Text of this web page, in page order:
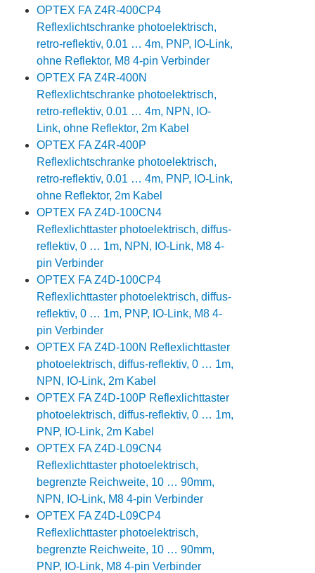
OPTEX FA Z4R-400CP4
Reflexlichtschranke photoelektrisch,
retro-reflektiv, 0.01 … 4m, PNP, IO-Link,
ohne Reflektor, M8 4-pin Verbinder
OPTEX FA Z4R-400N
Reflexlichtschranke photoelektrisch,
retro-reflektiv, 0.01 … 4m, NPN, IO-
Link, ohne Reflektor, 2m Kabel
OPTEX FA Z4R-400P
Reflexlichtschranke photoelektrisch,
retro-reflektiv, 0.01 … 4m, PNP, IO-Link,
ohne Reflektor, 2m Kabel
OPTEX FA Z4D-100CN4
Reflexlichttaster photoelektrisch, diffus-
reflektiv, 0 … 1m, NPN, IO-Link, M8 4-
pin Verbinder
OPTEX FA Z4D-100CP4
Reflexlichttaster photoelektrisch, diffus-
reflektiv, 0 … 1m, PNP, IO-Link, M8 4-
pin Verbinder
OPTEX FA Z4D-100N Reflexlichttaster
photoelektrisch, diffus-reflektiv, 0 … 1m,
NPN, IO-Link, 2m Kabel
OPTEX FA Z4D-100P Reflexlichttaster
photoelektrisch, diffus-reflektiv, 0 … 1m,
PNP, IO-Link, 2m Kabel
OPTEX FA Z4D-L09CN4
Reflexlichttaster photoelektrisch,
begrenzte Reichweite, 10 … 90mm,
NPN, IO-Link, M8 4-pin Verbinder
OPTEX FA Z4D-L09CP4
Reflexlichttaster photoelektrisch,
begrenzte Reichweite, 10 … 90mm,
PNP, IO-Link, M8 4-pin Verbinder